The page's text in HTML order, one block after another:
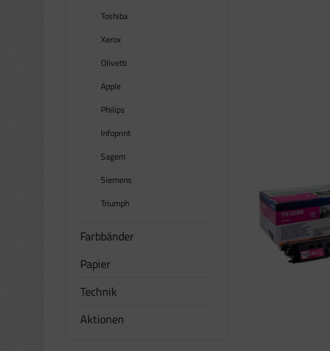
Toshiba
Xerox
Olivetti
Apple
Philips
Infoprint
Sagem
Siemens
Triumph
Farbbänder
Papier
Technik
Aktionen